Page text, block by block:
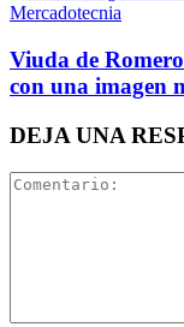
Mercadotecnia
Viuda de Romero
con una imagen
DEJA UNA